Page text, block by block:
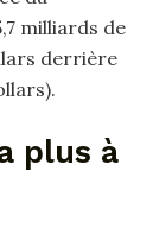
milliards de
derrière
plus à